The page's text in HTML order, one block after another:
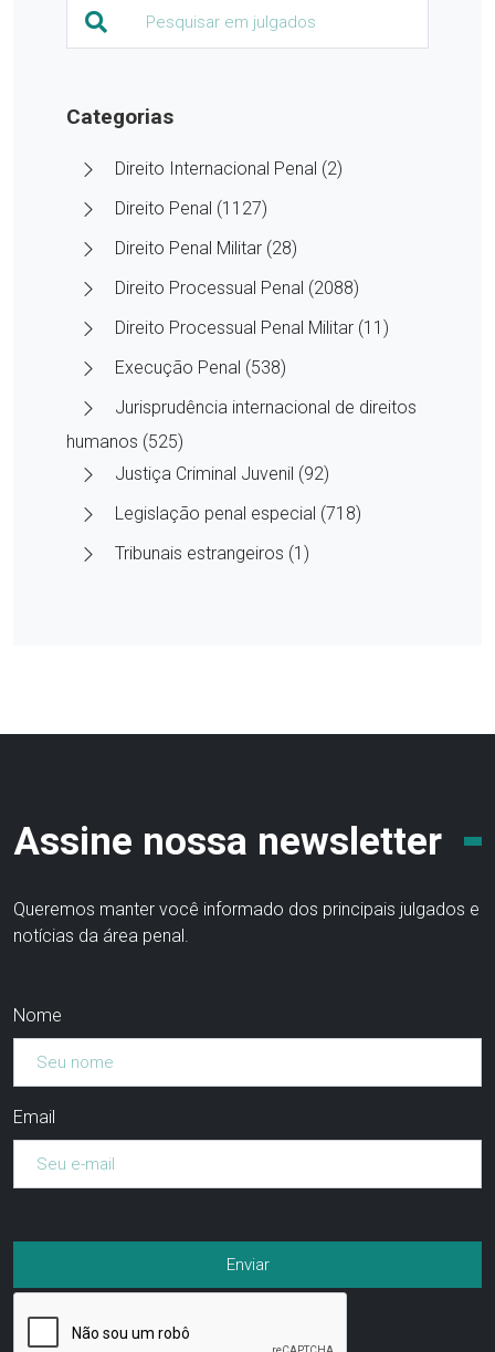
Categorias
Direito Internacional Penal (2)
Direito Penal (1127)
Direito Penal Militar (28)
Direito Processual Penal (2088)
Direito Processual Penal Militar (11)
Execução Penal (538)
Jurisprudência internacional de direitos
humanos (525)
Justiça Criminal Juvenil (92)
Legislação penal especial (718)
Tribunais estrangeiros (1)
Assine nossa newsletter
Queremos manter você informado dos principais julgados e
notícias da área penal.
Nome
Email